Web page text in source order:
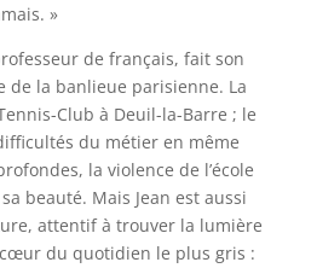
»
de français, fait son
de la banlieue parisienne. La
Club à Deuil-la-Barre ; le
du métier en même
la violence de l’école
beauté. Mais Jean est aussi
attentif à trouver la lumière
du quotidien le plus gris :